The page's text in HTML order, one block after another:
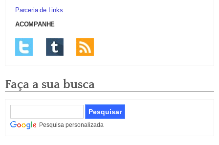
Parceria de Links
ACOMPANHE
Faça a sua busca
Pesquisa personalizada